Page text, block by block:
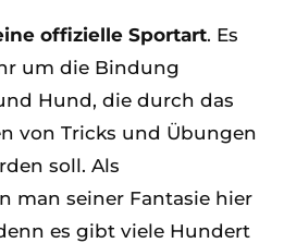
offizielle Sportart. Es
um die Bindung
Hund, die durch das
von Tricks und Übungen
soll. Als
man seiner Fantasie hier
es gibt viele Hundert